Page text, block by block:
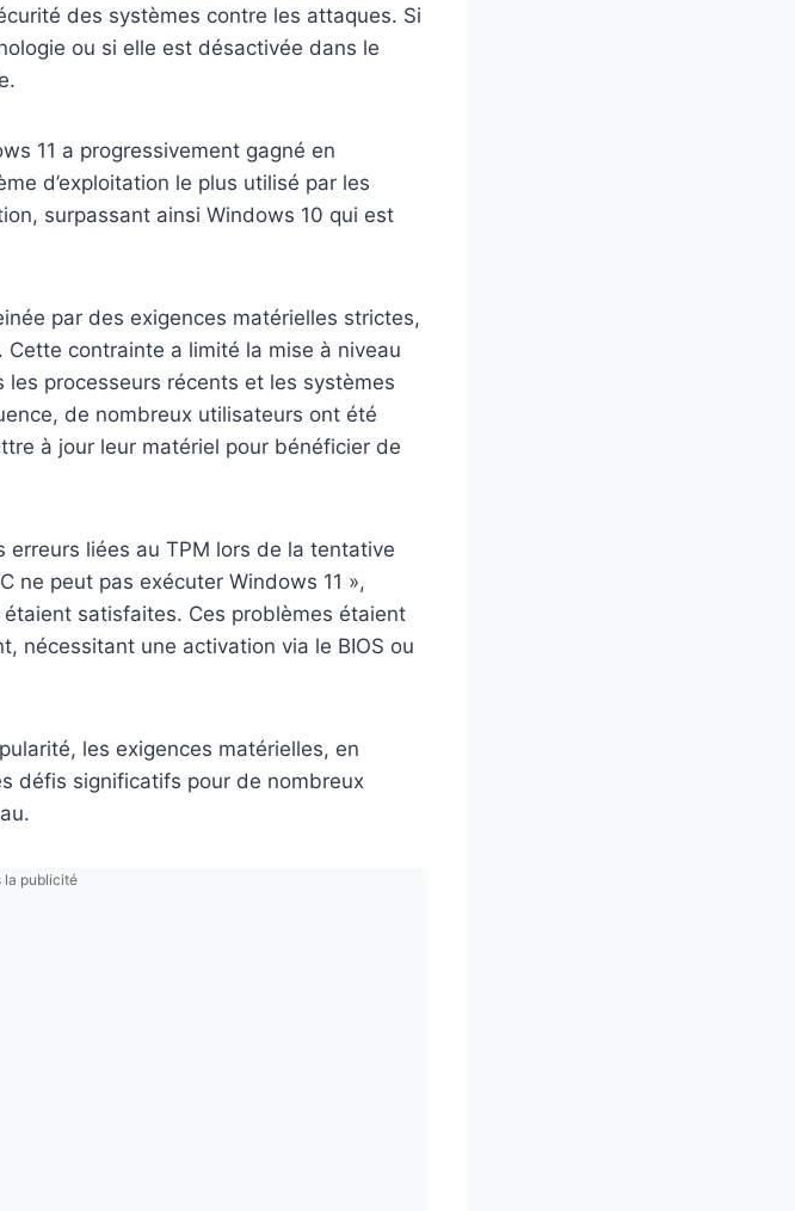
des systèmes contre les attaques. Si
ou si elle est désactivée dans le
11 a progressivement gagné en
d’exploitation le plus utilisé par les
surpassant ainsi Windows 10 qui est
par des exigences matérielles strictes,
Cette contrainte a limité la mise à niveau
processeurs récents et les systèmes
de nombreux utilisateurs ont été
à jour leur matériel pour bénéficier de
liées au TPM lors de la tentative
ne peut pas exécuter Windows 11 »,
satisfaites. Ces problèmes étaient
nécessitant une activation via le BIOS ou
les exigences matérielles, en
défis significatifs pour de nombreux
la publicité